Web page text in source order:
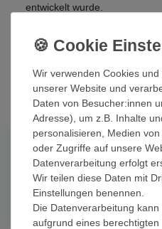
entwickelt wurde.
geringeres Verletzungsrisiko
Präzision.
Technische Daten
Material:
Gewicht:
Wir verwenden Cookies
unserer Website und
Daten von Besucher:innen
Adresse), um z.B. Inhalte
personalisieren, Medien
oder Zugriffe auf unsere
Datenverarbeitung erfolgt
Wir teilen diese Daten mit
Einstellungen benennen.
Die Datenverarbeitung
aufgrund eines